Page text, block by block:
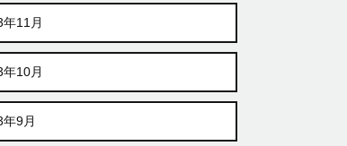
年11月
年10月
9月